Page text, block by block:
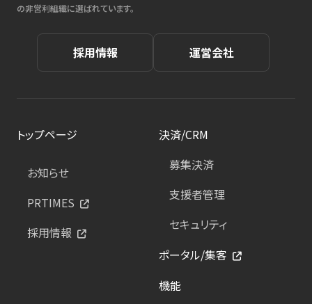
の非営利組織に選ばれています。
採用情報 運営会社
トップページ
お知らせ
PRTIMES
採用情報
決済/CRM
募集決済
支援者管理
セキュリティ
ポータル/集客
機能